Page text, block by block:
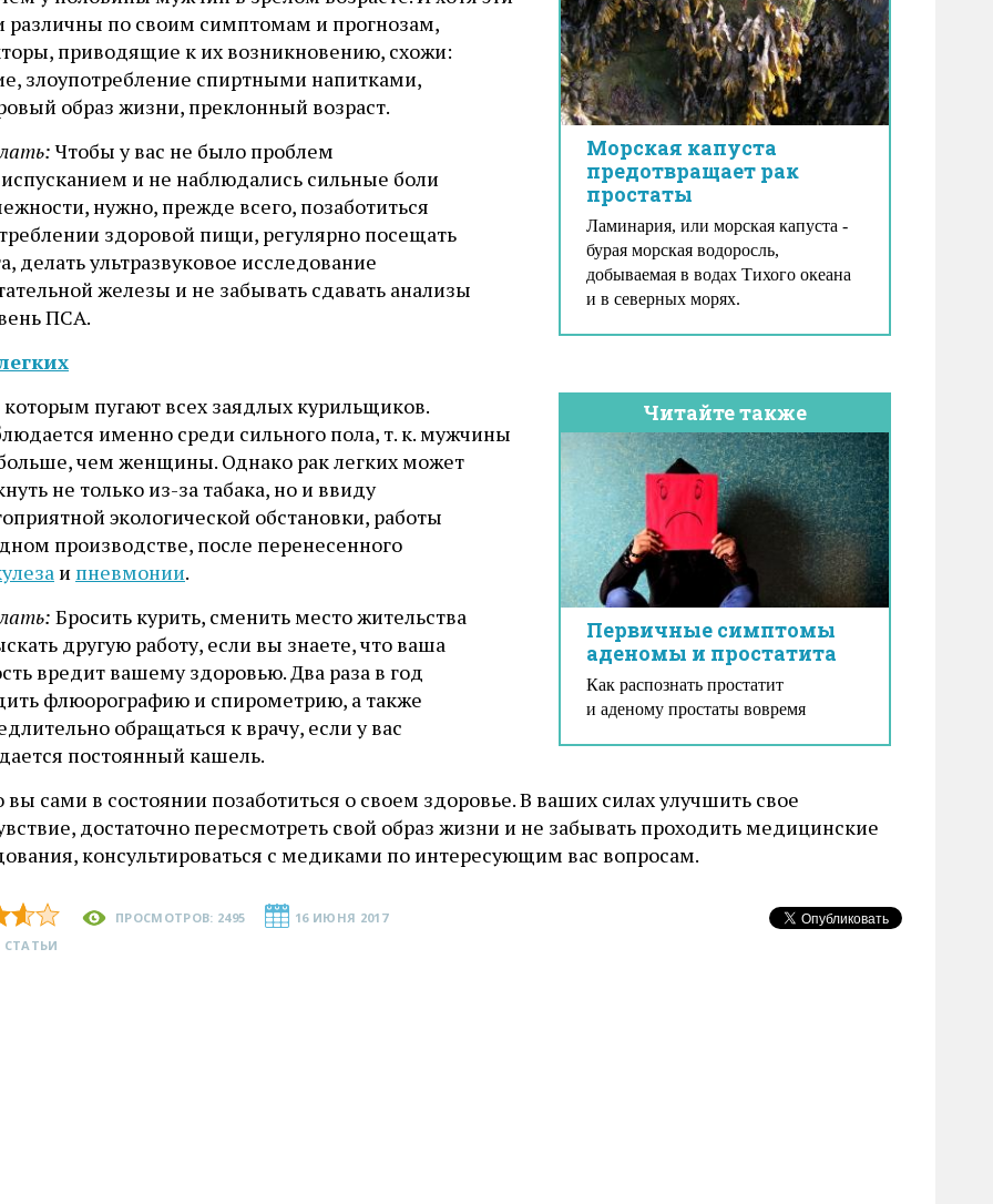
Морская капуста
предотвращает рак
простаты
Ламинария, или морская капуста -
бурая морская водоросль,
добываемая в водах Тихого океана
и в северных морях.
различны по своим симптомам и прогнозам,
приводящие к их возникновению, схожи:
злоупотребление спиртными напитками,
образ жизни, преклонный возраст.
Чтобы у вас не было проблем
и не наблюдались сильные боли
нужно, прежде всего, позаботиться
здоровой пищи, регулярно посещать
делать ультразвуковое исследование
железы и не забывать сдавать анализы
ПСА.
Читайте также
Первичные симптомы
аденомы и простатита
Как распознать простатит
и аденому простаты вовремя
пугают всех заядлых курильщиков.
именно среди сильного пола, т. к. мужчины
чем женщины. Однако рак легких может
не только из-за табака, но и ввиду
экологической обстановки, работы
производстве, после перенесенного
и пневмонии.
Бросить курить, сменить место жительства
другую работу, если вы знаете, что ваша
вредит вашему здоровью. Два раза в год
флюорографию и спирометрию, а также
обращаться к врачу, если у вас
постоянный кашель.
вы сами в состоянии позаботиться о своем здоровье. В ваших силах улучшить свое
достаточно пересмотреть свой образ жизни и не забывать проходить медицинские
консультироваться с медиками по интересующим вас вопросам.
СТАТЬИ
ПРОСМОТРОВ: 2495 16 ИЮНЯ 2017